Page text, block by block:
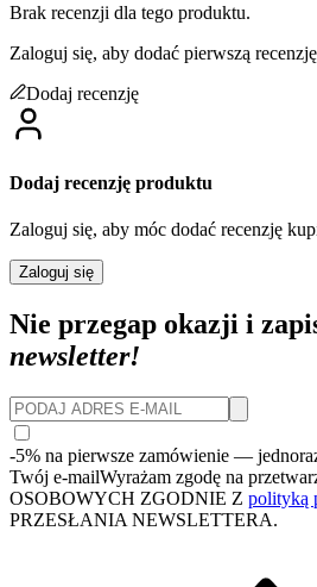
Brak recenzji dla tego produktu.
Zaloguj się, aby dodać pierwszą
Dodaj recenzję
Dodaj recenzję produktu
Zaloguj się, aby móc dodać recenzję
Zaloguj się
Nie przegap okazji i
newsletter!
-5% na pierwsze zamówienie —
Twój e-mailWyrażam zgodę na
OSOBOWYCH ZGODNIE Z polityką
PRZESŁANIA NEWSLETTERA.